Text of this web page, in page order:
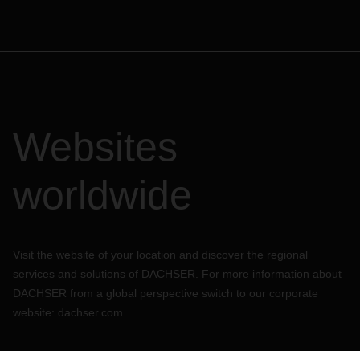
Websites
worldwide
Visit the website of your location and discover the regional
services and solutions of DACHSER. For more information about
DACHSER from a global perspective switch to our corporate
website: dachser.com